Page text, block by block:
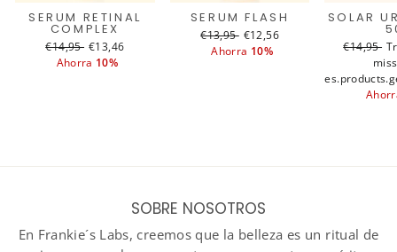
SERUM RETINAL
COMPLEX
Translation
missing:
€14,95 Translation
missing:
€13,46
Ahorra 10%
SERUM FLASH
Translation
missing:
es.products.general.regular_price
€13,95 Translation
missing:
€12,56
Ahorra 10%
SOLAR
missing:
€14,95
SOBRE NOSOTROS
En Frankie´s Labs, creemos que la belleza es un ritual de